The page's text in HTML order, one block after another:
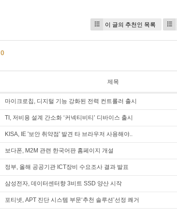
이 글의 추천인 목록
0
제목
마이크로칩, 디지털 기능 강화된 전력 컨트롤러 출시
TI, 저비용 설계 간소화 ‘커넥티비티’ 디바이스 출시
KISA, IE '보안 취약점' 발견 타 브라우저 사용해야..
보다폰, M2M 관련 한국어판 홈페이지 개설
정부, 올해 공공기관 ICT장비 수요조사 결과 발표
삼성전자, 데이터센터향 3비트 SSD 양산 시작
포티넷, APT 진단 시스템 부문‘추천 솔루션’선정 쾌거